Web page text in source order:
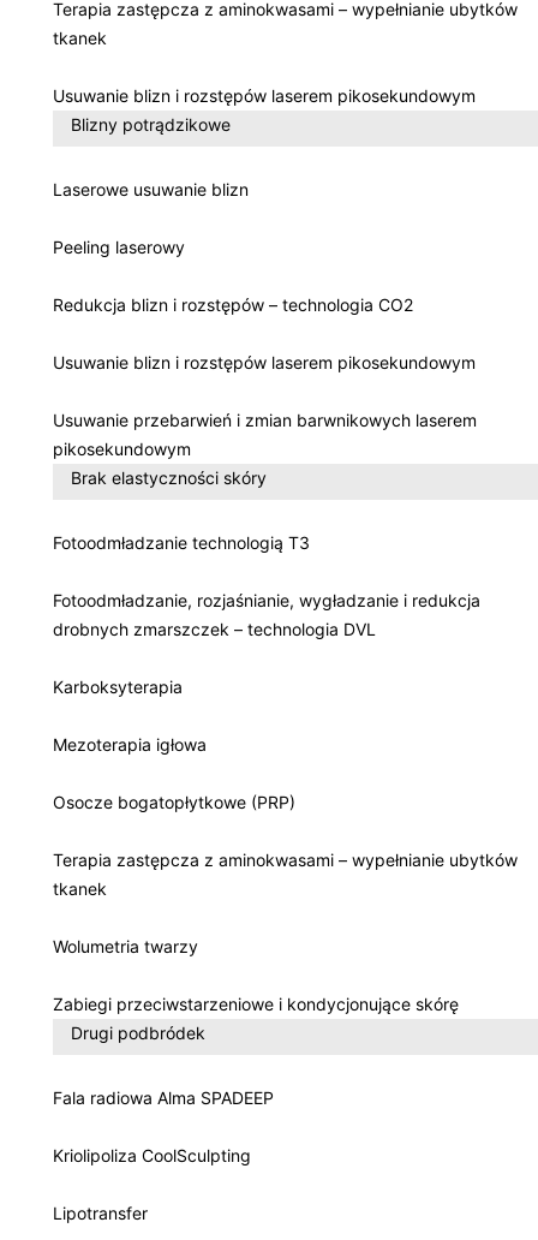
Terapia zastępcza z aminokwasami – wypełnianie ubytków
tkanek
Usuwanie blizn i rozstępów laserem pikosekundowym
Blizny potrądzikowe
Laserowe usuwanie blizn
Peeling laserowy
Redukcja blizn i rozstępów – technologia CO2
Usuwanie blizn i rozstępów laserem pikosekundowym
Usuwanie przebarwień i zmian barwnikowych laserem
pikosekundowym
Brak elastyczności skóry
Fotoodmładzanie technologią T3
Fotoodmładzanie, rozjaśnianie, wygładzanie i redukcja
drobnych zmarszczek – technologia DVL
Karboksyterapia
Mezoterapia igłowa
Osocze bogatopłytkowe (PRP)
Terapia zastępcza z aminokwasami – wypełnianie ubytków
tkanek
Wolumetria twarzy
Zabiegi przeciwstarzeniowe i kondycjonujące skórę
Drugi podbródek
Fala radiowa Alma SPADEEP
Kriolipoliza CoolSculpting
Lipotransfer